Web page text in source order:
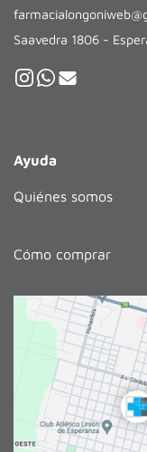
Saavedra 1806 -
Ayuda
Quiénes somos
Cómo comprar